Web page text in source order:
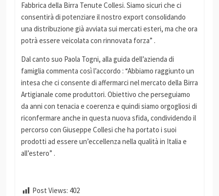
Fabbrica della Birra Tenute Collesi. Siamo sicuri che ci
consentirà di potenziare il nostro export consolidando
una distribuzione già avviata sui mercati esteri, ma che ora
potrà essere veicolata con rinnovata forza” .
Dal canto suo Paola Togni, alla guida dell’azienda di
famiglia commenta così l’accordo : “Abbiamo raggiunto un
intesa che ci consente di affermarci nel mercato della Birra
Artigianale come produttori. Obiettivo che perseguiamo
da anni con tenacia e coerenza e quindi siamo orgogliosi di
riconfermare anche in questa nuova sfida, condividendo il
percorso con Giuseppe Collesi che ha portato i suoi
prodotti ad essere un’eccellenza nella qualità in Italia e
all’estero” .
Post Views: 402